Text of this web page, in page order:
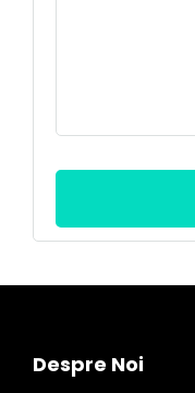
Despre Noi